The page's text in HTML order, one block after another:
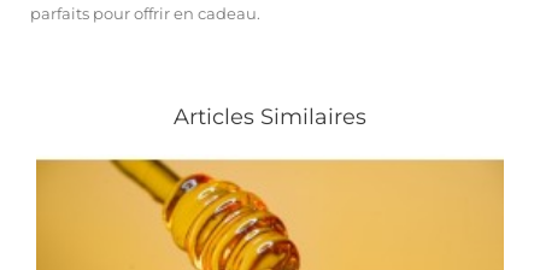
parfaits pour offrir en cadeau.
Articles Similaires